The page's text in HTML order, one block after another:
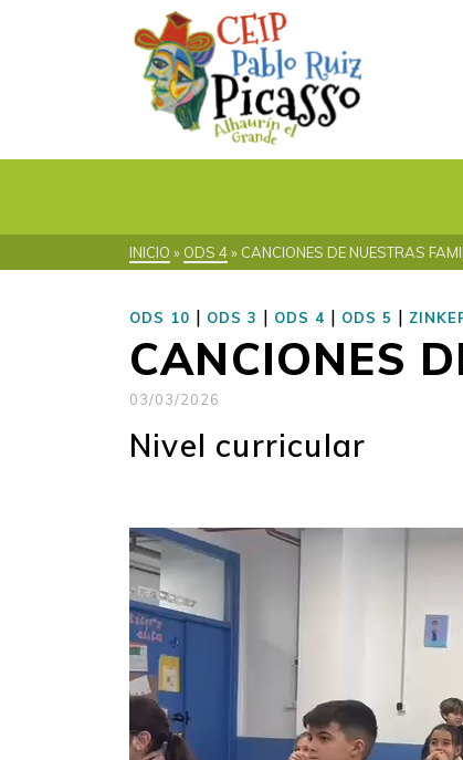
INICIO » ODS 4» CANCIONES DE NUESTRAS
ODS 10 | ODS 3 | ODS 4 | ODS 5 |
CANCIONES
03/03/2026
Nivel curricular
Reproductor
de
vídeo